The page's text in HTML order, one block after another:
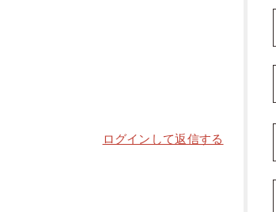
ログインして返信する